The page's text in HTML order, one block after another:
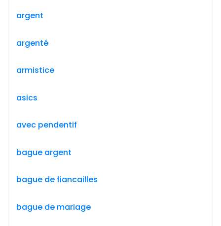
argent
argenté
armistice
asics
avec pendentif
bague argent
bague de fiancailles
bague de mariage